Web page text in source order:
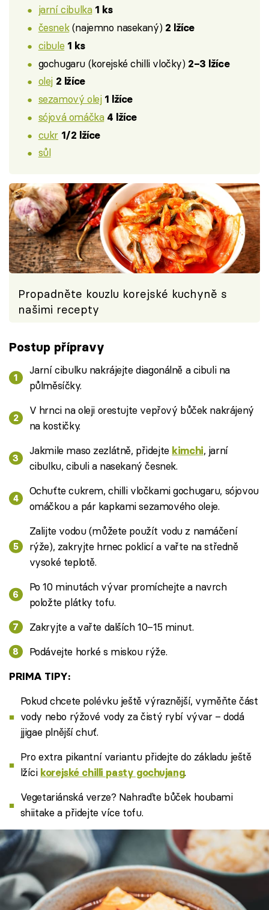
jarní cibulka 1 ks
česnek(najemno nasekaný) 2 lžíce
cibule 1 ks
gochugaru (korejské chilli vločky) 2–3 lžíce
olej 2 lžíce
sezamový olej 1 lžíce
sójová omáčka 4 lžíce
cukr 1/2 lžíce
sůl
Propadněte kouzlu korejské kuchyně s
našimi recepty
Postup přípravy
Jarní cibulku nakrájejte diagonálně a cibuli na
půlměsíčky.
V hrnci na oleji orestujte vepřový bůček nakrájený
na kostičky.
Jakmile maso zezlátně, přidejte kimchi, jarní
cibulku, cibuli a nasekaný česnek.
Ochuťte cukrem, chilli vločkami gochugaru, sójovou
omáčkou a pár kapkami sezamového oleje.
Zalijte vodou (můžete použít vodu z namáčení
rýže), zakryjte hrnec poklicí a vařte na středně
vysoké teplotě.
Po 10 minutách vývar promíchejte a navrch
položte plátky tofu.
Zakryjte a vařte dalších 10–15 minut.
Podávejte horké s miskou rýže.
PRIMA TIPY:
Pokud chcete polévku ještě výraznější, vyměňte část
vody nebo rýžové vody za čistý rybí vývar – dodá
jjigae plnější chuť.
Pro extra pikantní variantu přidejte do základu ještě
lžíci korejské chilli pasty gochujang.
Vegetariánská verze? Nahraďte bůček houbami
shiitake a přidejte více tofu.